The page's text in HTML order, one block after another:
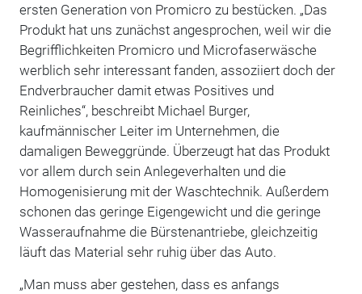
ersten Generation von Promicro zu bestücken. „Das
Produkt hat uns zunächst angesprochen, weil wir die
Begrifflichkeiten Promicro und Micro­faserwäsche
werblich sehr interessant fanden, assoziiert doch der
Endverbraucher damit etwas Positives und
Reinliches“, beschreibt Michael Burger,
kaufmännischer Leiter im Unternehmen, die
damaligen Beweggründe. Überzeugt hat das Produkt
vor allem durch sein Anlegeverhalten und die
Homogenisierung mit der Waschtechnik. Außerdem
schonen das geringe Eigengewicht und die geringe
Wasseraufnahme die Bürstenantriebe, gleichzeitig
läuft das Material sehr ruhig über das Auto.
„Man muss aber gestehen, dass es anfangs